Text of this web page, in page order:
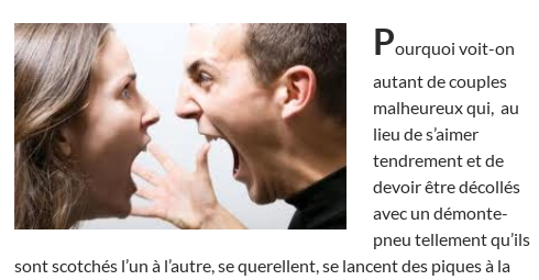
Pourquoi voit-on
autant de couples
malheureux qui, au
lieu de s’aimer
tendrement et de
devoir être décollés
avec un démonte-
pneu tellement qu’ils
sont scotchés l’un à l’autre, se querellent, se lancent des piques à la